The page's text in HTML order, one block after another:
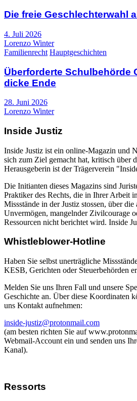
Die freie Geschlechterwahl
4. Juli 2026
Lorenzo Winter
Familienrecht Hauptgeschichten
Überforderte Schulbehörde
dicke Ende
28. Juni 2026
Lorenzo Winter
Inside Justiz
Inside Justiz ist ein online-Magazin und
sich zum Ziel gemacht hat, kritisch über
Herausgeberin ist der Trägerverein
Die Initianten dieses Magazins sind
Praktiker des Rechts, die in Ihrer Arbeit
Missstände in der Justiz stossen, über
Unvermögen, mangelnder Zivilcourage
Ressourcen nicht berichtet wird. Inside
Whistleblower-Hotline
Haben Sie selbst unerträgliche
KESB, Gerichten oder Steuerbehörden
Melden Sie uns Ihren Fall und unsere
Geschichte an. Über diese Koordinaten
uns Kontakt aufnehmen:
inside-justiz@protonmail.com
(am besten richten Sie auf
Webmail-Account ein und senden uns
Kanal).
Ressorts